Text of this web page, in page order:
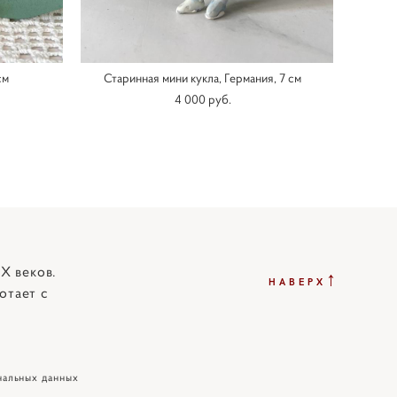
Старинная мини кукла, Германия, 7 см
4 000 pуб.
веков.
с
НАВЕРХ ↑
данных